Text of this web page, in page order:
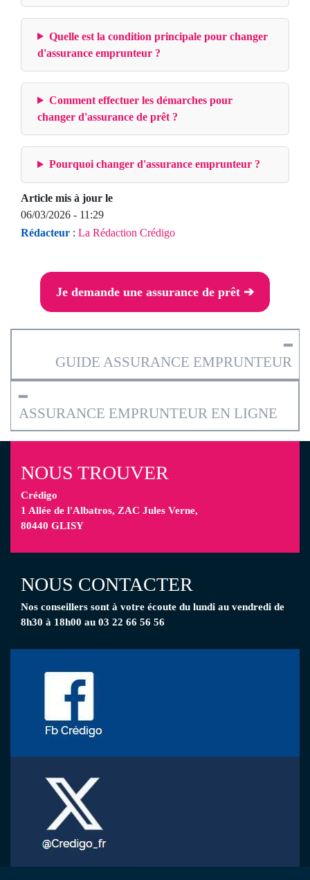
Quelle est la condition principale pour changer
d'assurance emprunteur ?
Comment effectuer les démarches pour
changer d'assurance de prêt ?
Pourquoi changer d'assurance emprunteur ?
Article mis à jour le
06/03/2026 - 11:29
Rédacteur : La Rédaction Crédigo
Je demande une assurance de prêt ➔
━
GUIDE ASSURANCE EMPRUNTEUR
━
ASSURANCE EMPRUNTEUR EN LIGNE
NOUS TROUVER
Crédigo
1 Allée de l'Albatros, ZAC Jules Verne,
80440 GLISY
NOUS CONTACTER
Nos conseillers sont à votre écoute du lundi au vendredi de
8h30 à 18h00 au 03 22 66 56 56